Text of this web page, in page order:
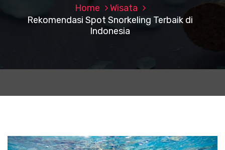
Home
Wisata
Rekomendasi Spot Snorkeling Terbaik di
Indonesia